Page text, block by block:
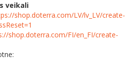
veikali
shop.doterra.com/LV/lv_LV/create-
shop.doterra.com/FI/en_FI/create-